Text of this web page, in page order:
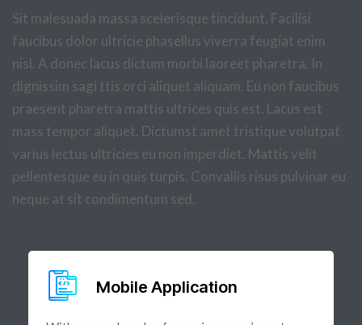
Sit malesuada massa scelerisque tincidunt. Facilisi
faucibus dolor ultricie phasellus viverra feugiat enim
nisl. A donec lacus dictum morbi laoreet pharetra. In
dignissim sagi ttis orci aliquet aliquam. Eu non faucibus
praesent pharetra mattis ultrices quis est. Lacus est
mass tempor aliquet. Dictumst amet tristique volutpat
varius lectus ultricies eu non imperdiet. Mattis velit
pellentesque eu in quis turpis. Convallis risus pulvinar eu
neque at sit condimentum sed.
Mobile Application